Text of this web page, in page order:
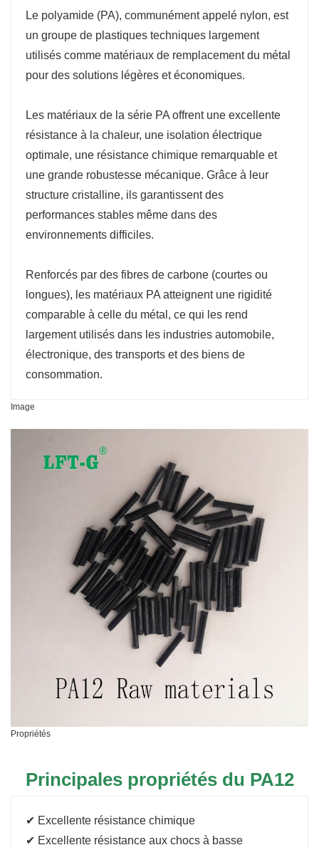
Le polyamide (PA), communément appelé nylon, est
un groupe de plastiques techniques largement
utilisés comme matériaux de remplacement du métal
pour des solutions légères et économiques.
Les matériaux de la série PA offrent une excellente
résistance à la chaleur, une isolation électrique
optimale, une résistance chimique remarquable et
une grande robustesse mécanique. Grâce à leur
structure cristalline, ils garantissent des
performances stables même dans des
environnements difficiles.
Renforcés par des fibres de carbone (courtes ou
longues), les matériaux PA atteignent une rigidité
comparable à celle du métal, ce qui les rend
largement utilisés dans les industries automobile,
électronique, des transports et des biens de
consommation.
Image
Propriétés
Principales propriétés du PA12
✔ Excellente résistance chimique
✔ Excellente résistance aux chocs à basse